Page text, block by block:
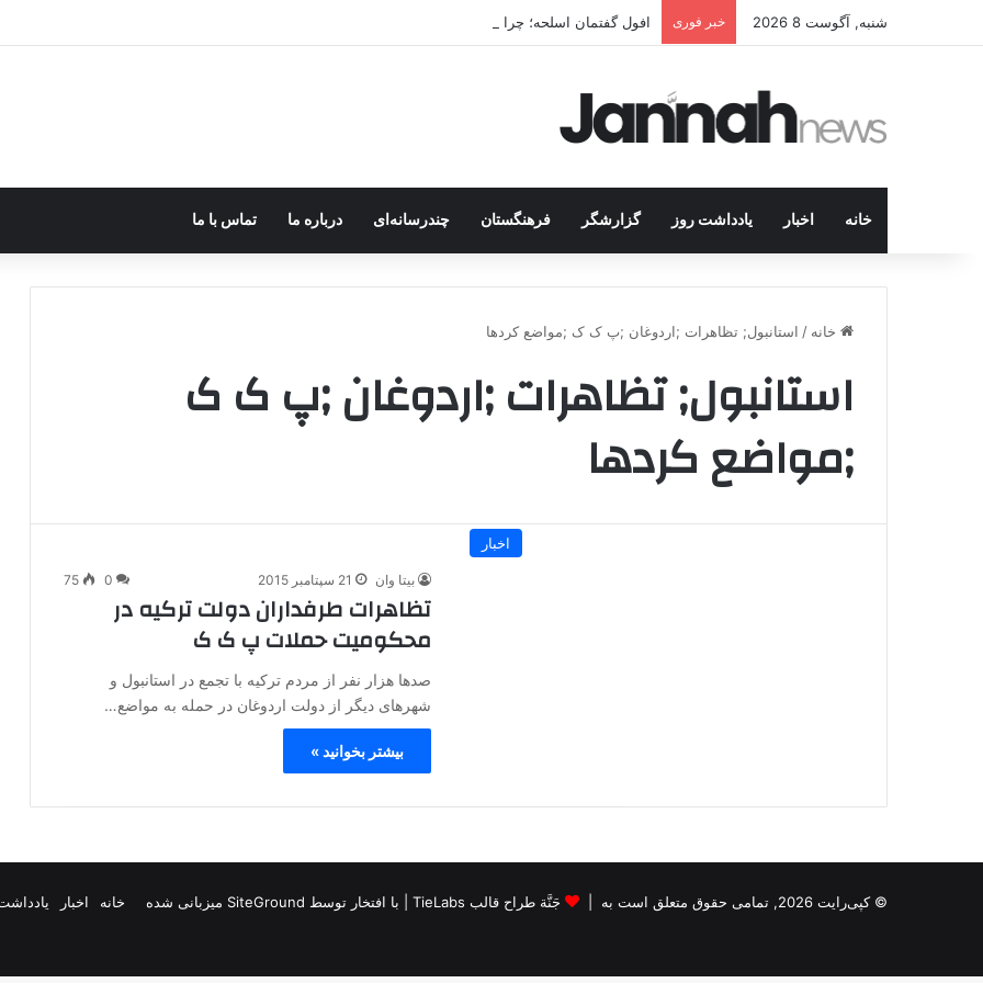
شنبه, آگوست 8 2026 خبر فوری افول گفتمان اسلحه؛ چرا مبارزه مسلحانه در میان کردها اعتبار گذشته را ندارد؟
خانه اخبار یادداشت روز گزارشگر فرهنگستان چندرسانه‌ای درباره ما تماس با ما
خانه / استانبول; تظاهرات ;اردوغان ;پ ک ک ;مواضع کردها
استانبول; تظاهرات ;اردوغان ;پ ک ک
;مواضع کردها
اخبار
بیتا وان 21 سپتامبر 2015 0
75
تظاهرات طرفداران دولت ترکیه در
محکومیت حملات پ ک ک
صدها هزار نفر از مردم ترکیه با تجمع در استانبول و
شهرهای دیگر از دولت اردوغان در حمله به مواضع…
بیشتر بخوانید »
© کپی‌رایت 2026, تمامی حقوق متعلق است به | جَنَّة طراح قالب TieLabs | با افتخار توسط SiteGround میزبانی شده خانه اخبار